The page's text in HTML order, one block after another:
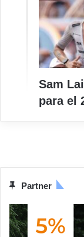
Sam
para el
Partner